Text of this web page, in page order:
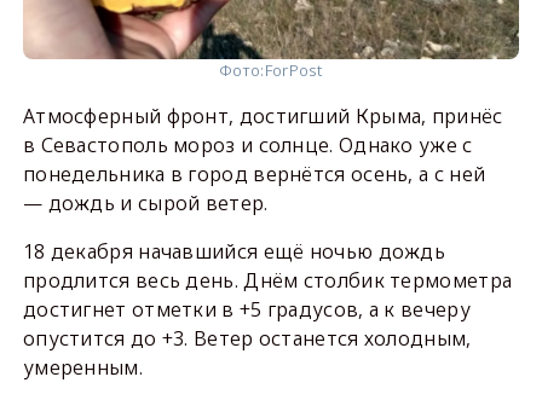
Фото:ForPost
Атмосферный фронт, достигший Крыма, принёс
в Севастополь мороз и солнце. Однако уже с
понедельника в город вернётся осень, а с ней
— дождь и сырой ветер.
18 декабря начавшийся ещё ночью дождь
продлится весь день. Днём столбик термометра
достигнет отметки в +5 градусов, а к вечеру
опустится до +3. Ветер останется холодным,
умеренным.